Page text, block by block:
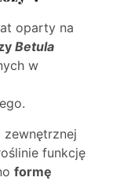
oparty na
Betula
w
zewnętrznej
funkcję
formę